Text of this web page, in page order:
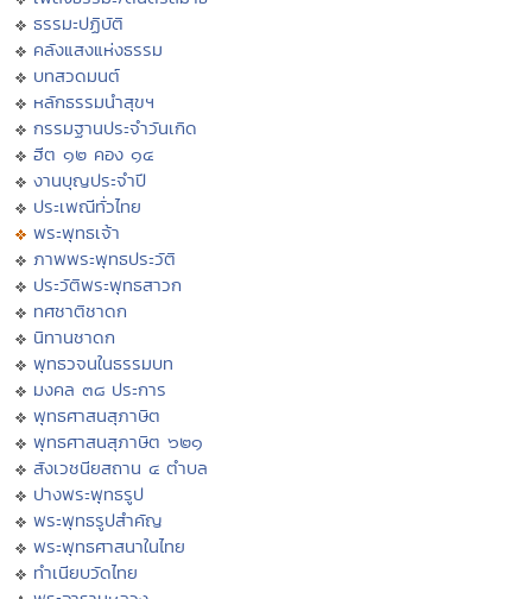
ธรรมะปฏิบัติ
คลังแสงแห่งธรรม
บทสวดมนต์
หลักธรรมนำสุขฯ
กรรมฐานประจำวันเกิด
ฮีต ๑๒ คอง ๑๔
งานบุญประจำปี
ประเพณีทั่วไทย
พระพุทธเจ้า
ภาพพระพุทธประวัติ
ประวัติพระพุทธสาวก
ทศชาติชาดก
นิทานชาดก
พุทธวจนในธรรมบท
มงคล ๓๘ ประการ
พุทธศาสนสุภาษิต
พุทธศาสนสุภาษิต ๖๒๑
สังเวชนียสถาน ๔ ตำบล
ปางพระพุทธรูป
พระพุทธรูปสำคัญ
พระพุทธศาสนาในไทย
ทำเนียบวัดไทย